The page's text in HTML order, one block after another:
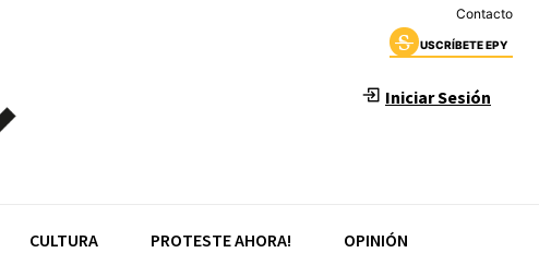
Contacto
USCRÍBETE EPY
Iniciar Sesión
CULTURA PROTESTE AHORA! OPINIÓN